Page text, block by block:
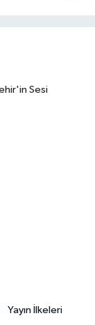
Sesi
Yayın İlkeleri